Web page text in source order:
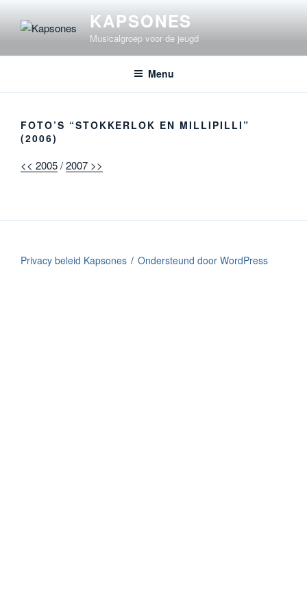
inhoud
KAPSONES
Musicalgroep voor de jeugd
Menu
FOTO’S “STOKKERLOK EN MILLIPILLI”
(2006)
<< 2005/2007 >>
Privacy beleid Kapsones Ondersteund door WordPress